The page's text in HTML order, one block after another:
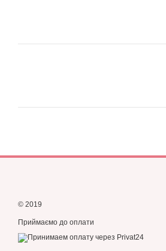
© 2019
Приймаємо до оплати